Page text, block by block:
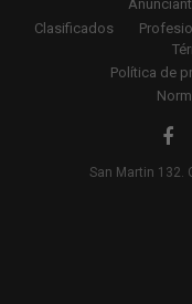
Clasificados
Política de
San Martin 132.